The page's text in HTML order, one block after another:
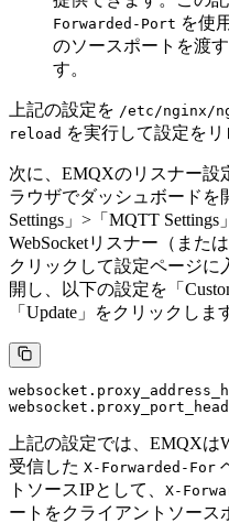
Forwarded-Port を使
のソースポートを渡
す。
上記の設定を /etc/nginx/
reload を実行して設定をリ
次に、EMQXのリスナー設
ラウザでダッシュボードを
Settings」>「MQTT
WebSocketリスナー（また
クリックして設定ページに
開し、以下の設定を「
「Update」をクリックしま
上記の設定では、EMQXは
受信した X-Forwarded-For
トソースIPとして、 X-
ートをクライアントソース